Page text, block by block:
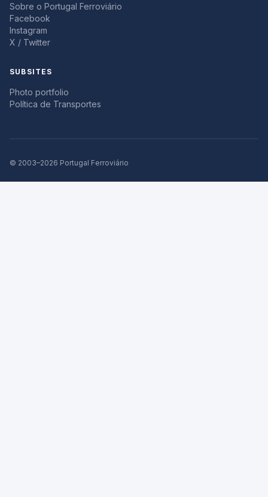
Sobre o Portugal Ferroviário
Facebook
Instagram
X / Twitter
SUBSITES
Photo portfolio
Política de Transportes
© 2003–2026 Portugal Ferroviário